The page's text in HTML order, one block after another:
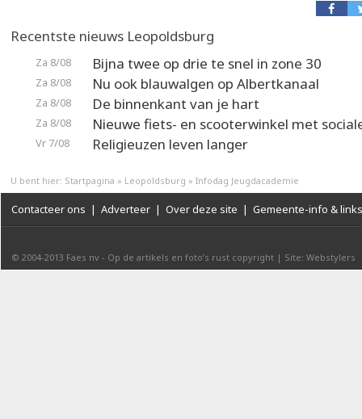
Recentste nieuws Leopoldsburg
Za 8/08 Bijna twee op drie te snel in zone 30
Za 8/08 Nu ook blauwalgen op Albertkanaal
Za 8/08 De binnenkant van je hart
Za 8/08 Nieuwe fiets- en scooterwinkel met
Vr 7/08 Religieuzen leven langer
U bent hier: Startpagina » Leopoldsburg » Infodag Jeugdacademie
Contacteer ons | Adverteer | Over deze site | Gemeente-info & links
© 2004-2013 Faes nv - Op de artikels en foto’s rust copyright | Site: Webstylers